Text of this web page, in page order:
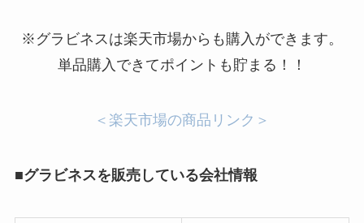
※グラビネスは楽天市場からも購入ができます。
単品購入できてポイントも貯まる！！
＜楽天市場の商品リンク＞
■グラビネスを販売している会社情報